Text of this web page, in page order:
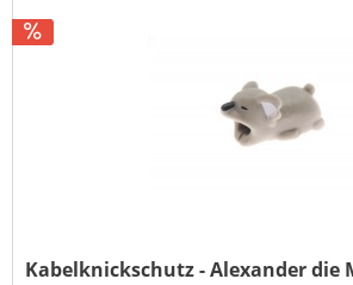
Kabelknickschutz - Alexander die